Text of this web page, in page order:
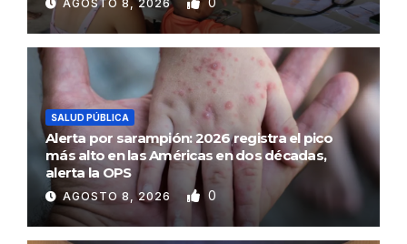
AGOSTO 8, 2026
SALUD PÚBLICA
Alerta por sarampión: 2026 registra el pico
más alto en las Américas en dos décadas,
alerta la OPS
AGOSTO 8, 2026 0